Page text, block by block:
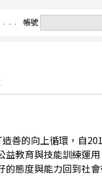
帳號
善的向上循環，自
益教育與技能訓練運
的態度與能力回到社